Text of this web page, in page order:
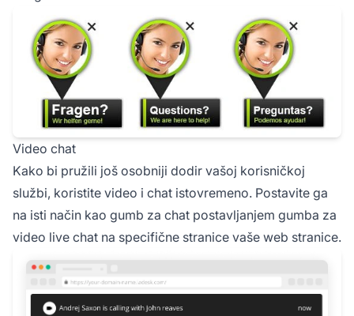
Video chat
Kako bi pružili još osobniji dodir vašoj korisničkoj
službi, koristite video i chat istovremeno. Postavite ga
na isti način kao gumb za chat postavljanjem gumba za
video live chat na specifične stranice vaše web stranice.